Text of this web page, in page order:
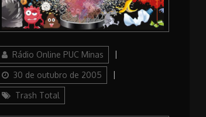
AuthorRádio Online PUC Minas
30 de outubro de 2005
Trash Total